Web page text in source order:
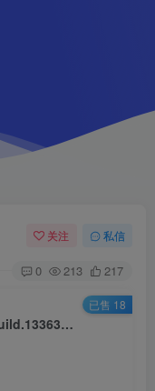
关注 私信
0 213 217
矿业机械 MINING MECHS|官方中文|Build.13363720S|解压即撸|
已售 18